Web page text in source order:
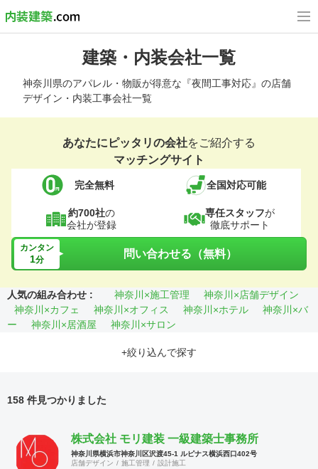
建築・内装会社一覧
神奈川県のアパレル・物販が得意な『夜間工事対応』の店舗
デザイン・内装工事会社一覧
あなたにピッタリの会社をご紹介する
マッチングサイト
完全無料 全国対応可能
約700社の
会社が登録
専任スタッフが
徹底サポート
カンタン
1分 問い合わせる（無料）
人気の組み合わせ : 神奈川×施工管理
神奈川×店舗デザイン
神奈川×カフェ
神奈川×オフィス 神奈川×ホテル
神奈川×バ
ー
神奈川×居酒屋 神奈川×サロン
+絞り込んで探す
158 件見つかりました
株式会社 モリ建装 一級建築士事務所
神奈川県横浜市神奈川区沢渡45-1 ルピナス横浜西口402号
店舗デザイン
施工管理 設計施工